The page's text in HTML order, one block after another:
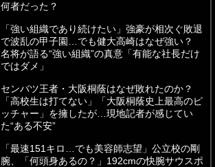
何者だった？
「強い組織であり続けたい」強豪が相次ぐ敗退
で波乱の甲子園…でも健大高崎はなぜ強い？
名将が語る“強い組織”の真意「有能な社長だけ
ではダメ」
センバツ王者・大阪桐蔭はなぜ敗れたのか？
「高校生は打てない」「大阪桐蔭史上最高のピ
ッチャー」を擁したが…現地記者が感じてい
た“ある不安”
「最速151キロ…でも美容師志望」公立校の剛
腕、「何頭身あるの？」192cmの快腕サウスポ